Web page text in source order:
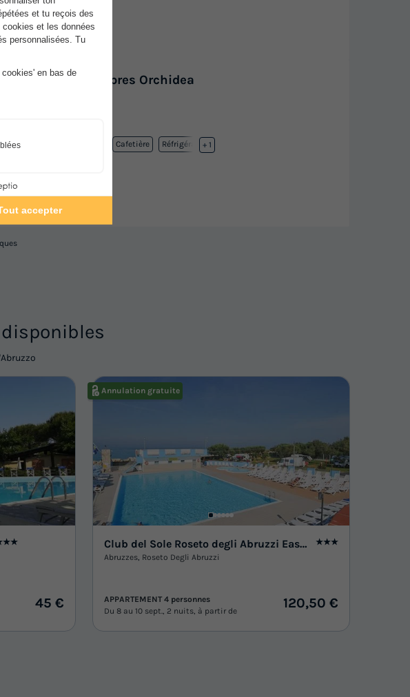
- 2 chambres Orchidea
Accès wifi Cafetière Réfrigérateur
+ 1
45 €
Annulation gratuite
Club del Sole Roseto degli Abruzzi Easy Camping Village
★★★
Abruzzes, Roseto Degli Abruzzi
APPARTEMENT 4 personnes
Du 8 au 10 sept., 2 nuits, à partir de
120,50 €